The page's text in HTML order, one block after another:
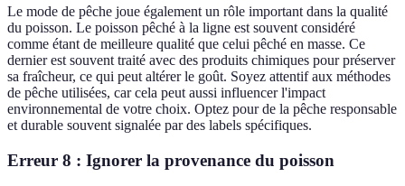
Le mode de pêche joue également un rôle important dans la qualité
du poisson. Le poisson pêché à la ligne est souvent considéré
comme étant de meilleure qualité que celui pêché en masse. Ce
dernier est souvent traité avec des produits chimiques pour préserver
sa fraîcheur, ce qui peut altérer le goût. Soyez attentif aux méthodes
de pêche utilisées, car cela peut aussi influencer l'impact
environnemental de votre choix. Optez pour de la pêche responsable
et durable souvent signalée par des labels spécifiques.
Erreur 8 : Ignorer la provenance du poisson